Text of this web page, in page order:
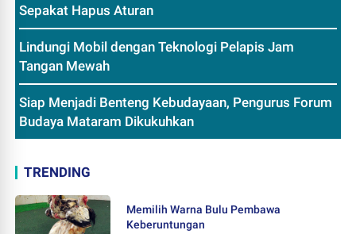
Sepakat Hapus Aturan
Lindungi Mobil dengan Teknologi Pelapis Jam
Tangan Mewah
Siap Menjadi Benteng Kebudayaan, Pengurus Forum
Budaya Mataram Dikukuhkan
TRENDING
Memilih Warna Bulu Pembawa
Keberuntungan